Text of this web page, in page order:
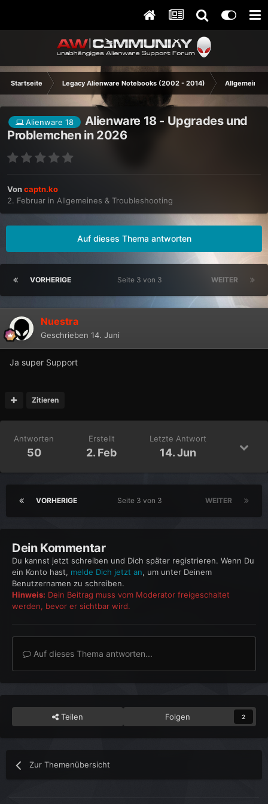
Startseite Legacy Alienware Notebooks (2002 - 2014) Allgemeines
Alienware 18
Alienware 18 - Upgrades und
Problemchen in 2026
Voncaptn.ko
2. Februar in Allgemeines & Troubleshooting
Auf dieses Thema antworten
VORHERIGE WEITER
Seite 3 von 3
Nuestra
Geschrieben 14. Juni
Ja super Support
Zitieren
Antworten
50
Erstellt
2. Feb
Letzte Antwort
14. Jun
VORHERIGE WEITER
Seite 3 von 3
Dein Kommentar
Du kannst jetzt schreiben und Dich später registrieren. Wenn Du
ein Konto hast, melde Dich jetzt an, um unter Deinem
Benutzernamen zu schreiben.
Hinweis: Dein Beitrag muss vom Moderator freigeschaltet
werden, bevor er sichtbar wird.
Auf dieses Thema antworten...
Teilen Folgen 2
Zur Themenübersicht